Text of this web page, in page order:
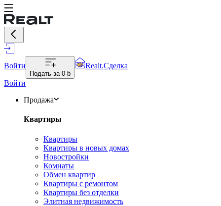
Войти
Подать за 0 ƃ
Realt.Сделка
Войти
Продажа
Квартиры
Квартиры
Квартиры в новых домах
Новостройки
Комнаты
Обмен квартир
Квартиры с ремонтом
Квартиры без отделки
Элитная недвижимость